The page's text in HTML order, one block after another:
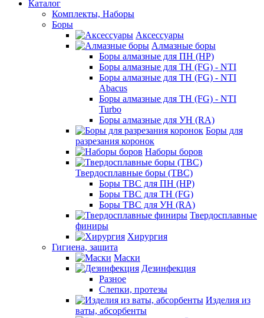
Каталог
Комплекты, Наборы
Боры
Аксессуары
Алмазные боры
Боры алмазные для ПН (HP)
Боры алмазные для ТН (FG) - NTI
Боры алмазные для ТН (FG) - NTI
Abacus
Боры алмазные для ТН (FG) - NTI
Turbo
Боры алмазные для УН (RA)
Боры для
разрезания коронок
Наборы боров
Твердосплавные боры (ТВС)
Боры ТВС для ПН (HP)
Боры ТВС для ТН (FG)
Боры ТВС для УН (RA)
Твердосплавные
финиры
Хирургия
Гигиена, защита
Маски
Дезинфекция
Разное
Слепки, протезы
Изделия из
ваты, абсорбенты